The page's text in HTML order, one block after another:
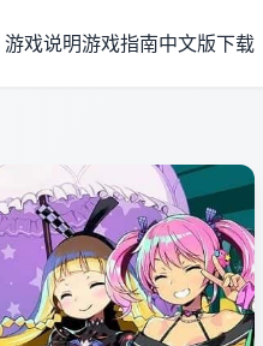
游戏说明游戏指南中文版下载